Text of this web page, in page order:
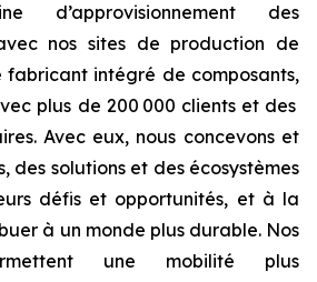
d’approvisionnement des
nos sites de production de
fabricant intégré de composants,
plus de 200 000 clients et des
Avec eux, nous concevons et
des solutions et des écosystèmes
défis et opportunités, et à la
à un monde plus durable. Nos
une mobilité plus